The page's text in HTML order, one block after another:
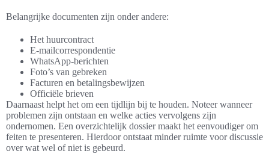
Belangrijke documenten zijn onder andere:
Het huurcontract
E-mailcorrespondentie
WhatsApp-berichten
Foto’s van gebreken
Facturen en betalingsbewijzen
Officiële brieven
Daarnaast helpt het om een tijdlijn bij te houden. Noteer wanneer
problemen zijn ontstaan en welke acties vervolgens zijn
ondernomen. Een overzichtelijk dossier maakt het eenvoudiger om
feiten te presenteren. Hierdoor ontstaat minder ruimte voor discussie
over wat wel of niet is gebeurd.